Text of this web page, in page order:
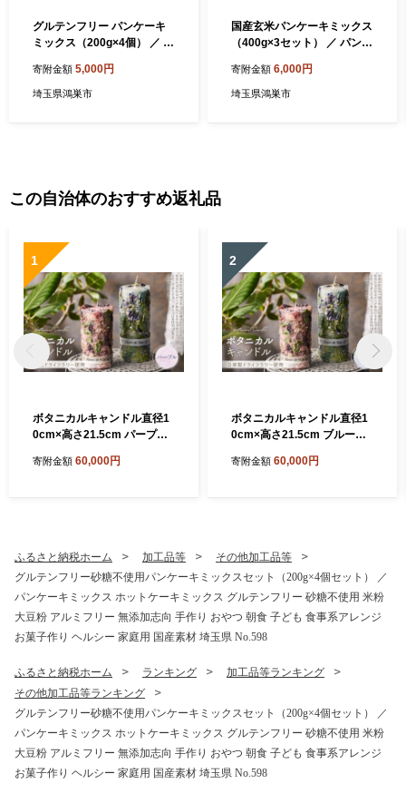
グルテンフリー パンケーキ
ミックス（200g×4個） ／ 国
《オレンジページ監修》ふわ
ふわ もちもち 送料無料 パン
ルシー 食材 安心素材 家庭用
埼玉県 No.597
寄附金額 5,000円
埼玉県鴻巣市
国産玄米パンケーキミックス
（400g×3セット） ／ パンケ
フリー 米粉 もちもち食感 ふ
んわり 食感 朝食 おやつ 手作
寄附金額 6,000円
埼玉県鴻巣市
この自治体のおすすめ返礼品
1
ボタニカルキャンドル直径1
0cm×高さ21.5cm パープル
ドライフラワーキャンドル
癒し空間 季節の花 ドライフ
ラワー 埼玉県 No.638-06
寄附金額 60,000円
2
ボタニカルキャンドル直径1
0cm×高さ21.5cm ブルー系
ライフラワーキャンドル 観
し空間 季節の花 ドライフラ
ワー 埼玉県 No.638-05
寄附金額 60,000円
ふるさと納税ホーム 加工品等
その他加工品等
グルテンフリー砂糖不使用パンケーキミックスセット（200g×4個セット） ／
パンケーキミックス ホットケーキミックス グルテンフリー 砂糖不使用 米粉
大豆粉 アルミフリー 無添加志向 手作り おやつ 朝食 子ども 食事系アレンジ
お菓子作り ヘルシー 家庭用 国産素材 埼玉県 No.598
ふるさと納税ホーム ランキング
加工品等ランキング
その他加工品等ランキング
グルテンフリー砂糖不使用パンケーキミックスセット（200g×4個セット） ／
パンケーキミックス ホットケーキミックス グルテンフリー 砂糖不使用 米粉
大豆粉 アルミフリー 無添加志向 手作り おやつ 朝食 子ども 食事系アレンジ
お菓子作り ヘルシー 家庭用 国産素材 埼玉県 No.598